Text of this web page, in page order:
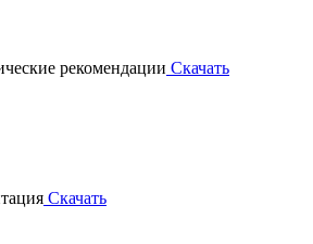
рекомендации Скачать
Скачать